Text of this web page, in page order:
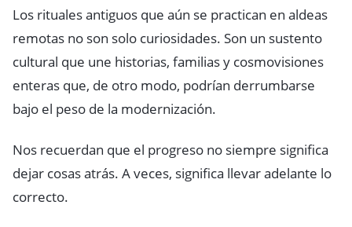
Los rituales antiguos que aún se practican en aldeas
remotas no son solo curiosidades. Son un sustento
cultural que une historias, familias y cosmovisiones
enteras que, de otro modo, podrían derrumbarse
bajo el peso de la modernización.
Nos recuerdan que el progreso no siempre significa
dejar cosas atrás. A veces, significa llevar adelante lo
correcto.